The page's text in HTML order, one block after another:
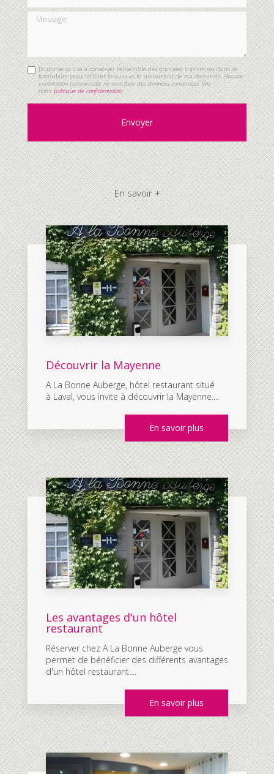
Message
J'autorise ce site à conserver l'ensemble des données transmises dans ce
formulaire pour faciliter le suivi et le traitement de ma demande.(Aucune
exploitation commerciale ne sera faite des données conservées. Voir
notrepolitique de confidentialité)
En savoir +
Découvrir la Mayenne
A La Bonne Auberge, hôtel restaurant situé
à Laval, vous invite à découvrir la Mayenne....
En savoir plus
Les avantages d'un hôtel
restaurant
Réserver chez A La Bonne Auberge vous
permet de bénéficier des différents avantages
d'un hôtel restaurant....
En savoir plus